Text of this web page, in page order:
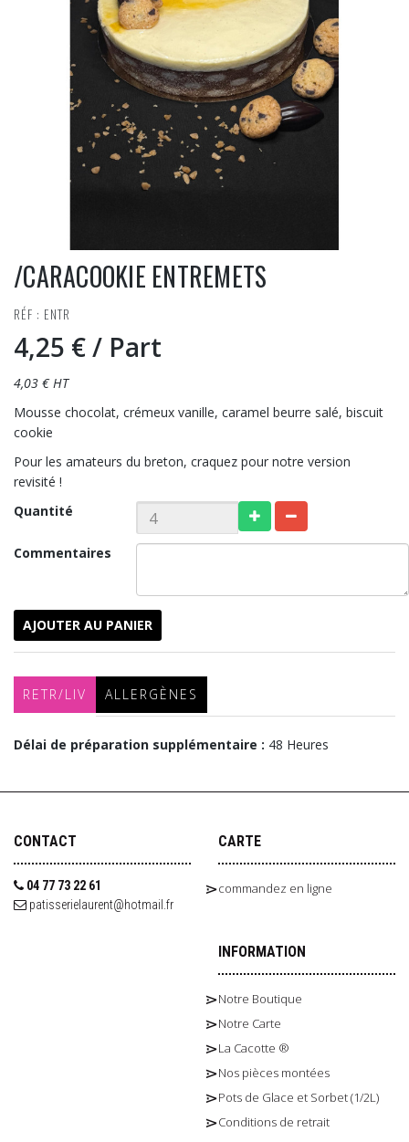
/CARACOOKIE ENTREMETS
RÉF : ENTR
4,25 €/ Part
4,03 € HT
Mousse chocolat, crémeux vanille, caramel beurre salé, biscuit
cookie
Pour les amateurs du breton, craquez pour notre version
revisité !
Quantité
Commentaires
AJOUTER AU PANIER
RETR/LIV ALLERGÈNES
Délai de préparation supplémentaire : 48 Heures
CONTACT
04 77 73 22 61
patisserielaurent@hotmail.fr
CARTE
commandez en ligne
INFORMATION
Notre Boutique
Notre Carte
La Cacotte ®
Nos pièces montées
Pots de Glace et Sorbet (1/2L)
Conditions de retrait